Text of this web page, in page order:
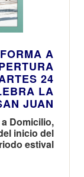
A
24
LA
JUAN
Domicilio,
inicio del
estival